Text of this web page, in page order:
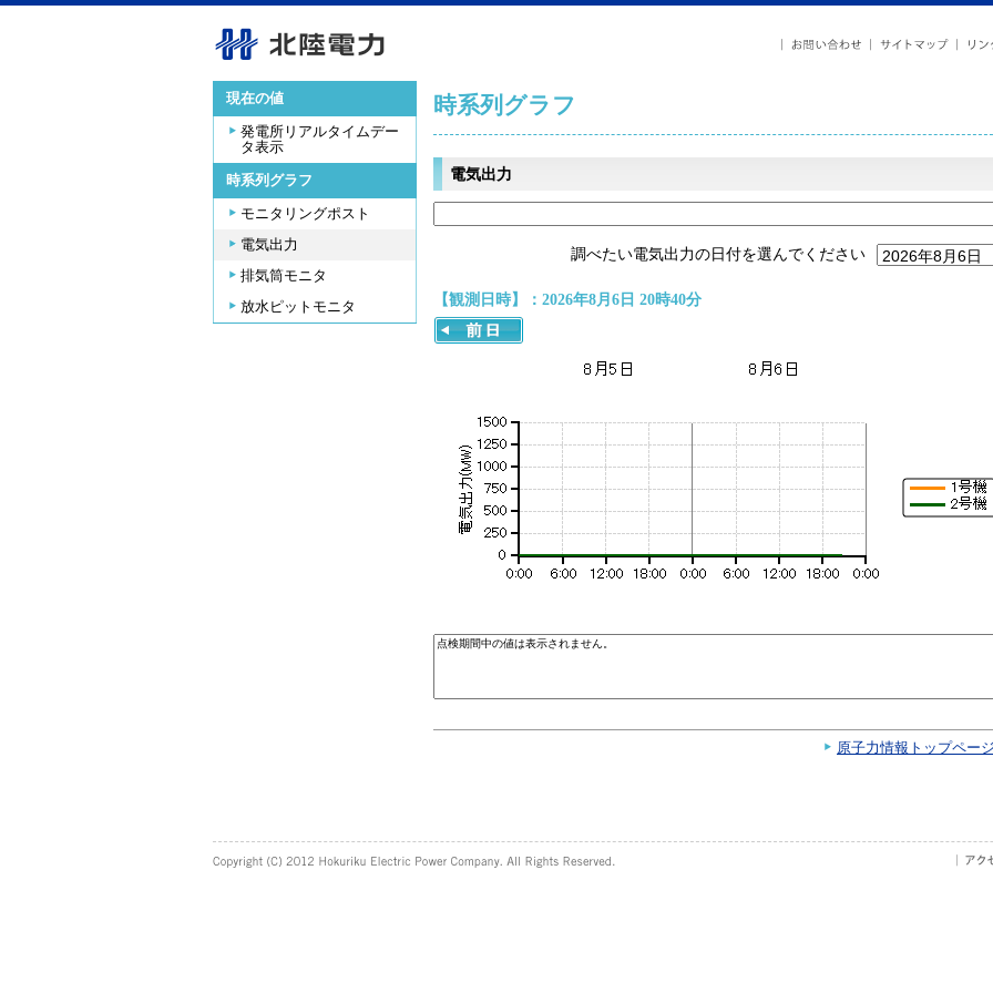
現在の値
発電所リアルタイムデー
タ表示
時系列グラフ
モニタリングポスト
電気出力
排気筒モニタ
放水ピットモニタ
時系列グラフ
電気出力
調べたい電気出力の日付を選んでください
【観測日時】：2026年8月6日 20時40分
原子力情報トップペー